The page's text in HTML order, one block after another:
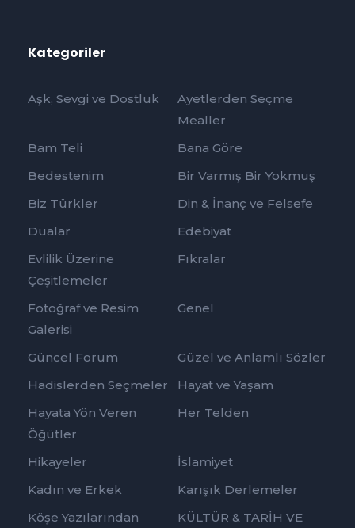
Kategoriler
Aşk, Sevgi ve Dostluk
Ayetlerden Seçme
Mealler
Bam Teli
Bana Göre
Bedestenim
Bir Varmış Bir Yokmuş
Biz Türkler
Din & İnanç ve Felsefe
Dualar
Edebiyat
Evlilik Üzerine
Çeşitlemeler
Fıkralar
Fotoğraf ve Resim
Galerisi
Genel
Güncel Forum
Güzel ve Anlamlı Sözler
Hadislerden Seçmeler
Hayat ve Yaşam
Hayata Yön Veren
Öğütler
Her Telden
Hikayeler
İslamiyet
Kadın ve Erkek
Karışık Derlemeler
Köşe Yazılarından
KÜLTÜR & TARİH VE